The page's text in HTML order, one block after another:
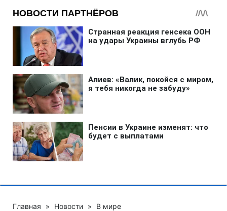
Главная » Новости » В мире